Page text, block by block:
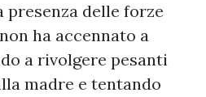
delle forze
ha accennato a
a rivolgere pesanti
madre e tentando